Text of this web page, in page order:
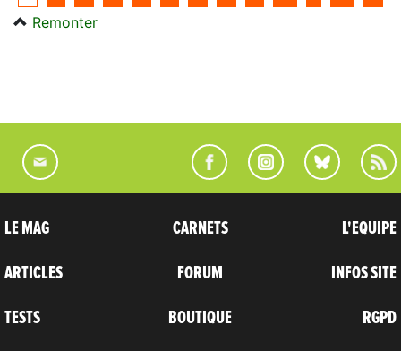
Remonter
LE MAG
ARTICLES
TESTS
CARNETS
FORUM
BOUTIQUE
L'EQUIPE
INFOS SITE
RGPD